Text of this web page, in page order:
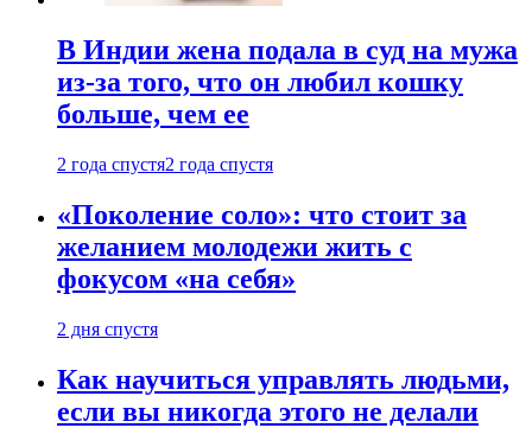
В Индии жена подала в суд на мужа
из-за того, что он любил кошку
больше, чем ее
2 года спустя2 года спустя
«Поколение соло»: что стоит за
желанием молодежи жить с
фокусом «на себя»
2 дня спустя
Как научиться управлять людьми,
если вы никогда этого не делали